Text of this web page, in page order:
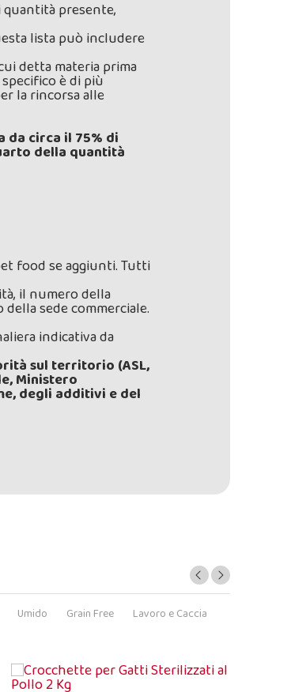
presente,
lista può includere
detta materia prima
è di più
la rincorsa alle
da circa il 75% di
della quantità
food se aggiunti. Tutti
il numero della
sede commerciale.
indicativa da
sul territorio (ASL,
Ministero
degli additivi e del
Umido Grain Free
Lavoro e Caccia